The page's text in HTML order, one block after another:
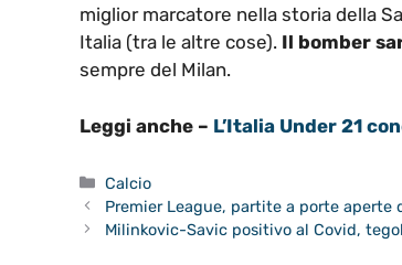
miglior marcatore nella storia della
Italia (tra le altre cose). Il bomber
sempre del Milan.
Leggi anche – L’Italia Under 21
Categorie
Calcio
Premier League, partite a porte aperte
Milinkovic-Savic positivo al Covid,